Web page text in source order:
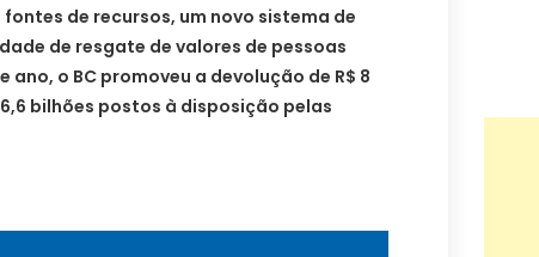
de recursos, um novo sistema de
de resgate de valores de pessoas
o BC promoveu a devolução de R$ 8
bilhões postos à disposição pelas